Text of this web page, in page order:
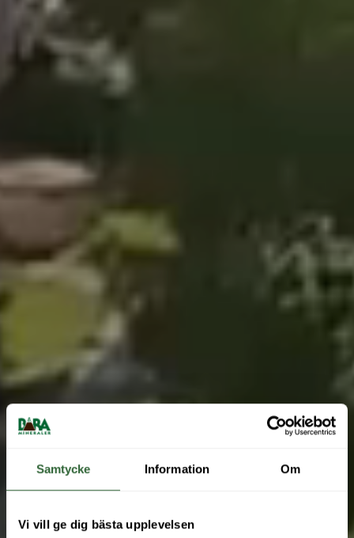
Samtycke Information Om
Vi vill ge dig bästa upplevelsen